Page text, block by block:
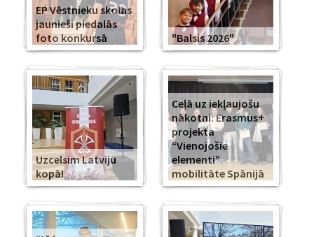
EP Vēstnieku skolas
jaunieši piedalās
foto konkursā
"Balsis 2026"
Uzcelsim Latviju
kopā!
Ceļā uz iekļaujošu
nākotni: Erasmus+
projekta
“Vienojošie
elementi”
mobilitāte Spānijā